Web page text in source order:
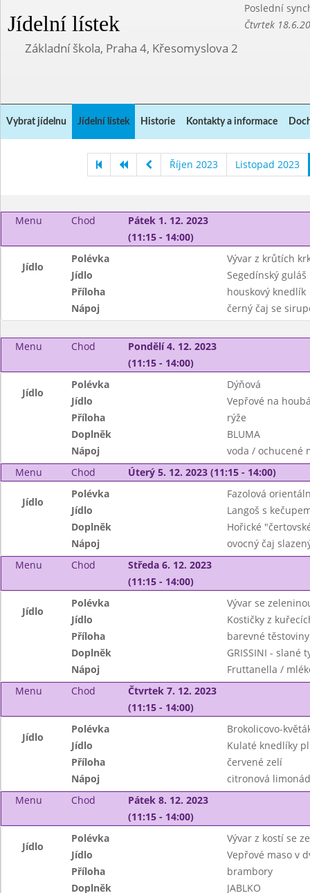
Jídelní lístek
Poslední
Čtvrtek
Základní škola, Praha 4, Křesomyslova 2
Vybrat jídelnu Jídelní lístek Historie Kontakty a informace
Říjen 2023 Listopad 2023
Menu Chod
Pátek 1. 12. 2023
(11:15 - 14:00)
Jídlo
Polévka
Vývar z krůtích
Jídlo
Segedínský guláš
Příloha
houskový knedlík
Nápoj
černý čaj se
Menu Chod
Pondělí 4. 12. 2023
(11:15 - 14:00)
Jídlo
Polévka
Dýňová
Jídlo
Vepřové na
Příloha
rýže
Doplněk
BLUMA
Nápoj
voda / ochucené
Menu
Chod Úterý 5. 12. 2023 (11:15 - 14:00)
Jídlo
Polévka
Fazolová
Jídlo
Langoš s
Doplněk
Hořické
Nápoj
ovocný čaj
Menu
Chod
Středa 6. 12. 2023
(11:15 - 14:00)
Jídlo
Polévka
Vývar se
Jídlo
Kostičky z
Příloha
barevné
Doplněk
GRISSINI - slané
Nápoj
Fruttanella /
Menu
Chod
Čtvrtek 7. 12. 2023
(11:15 - 14:00)
Jídlo
Polévka
Brokolicovo-
Jídlo
Kulaté knedlíky
Příloha
červené zelí
Nápoj
citronová
Menu
Chod
Pátek 8. 12. 2023
(11:15 - 14:00)
Jídlo
Polévka
Vývar z kostí se
Jídlo
Vepřové maso v
Příloha
brambory
Doplněk
JABLKO